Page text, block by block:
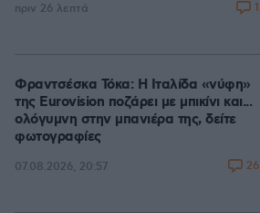
πριν 26 λεπτά 1
Φραντσέσκα Τόκα: Η Ιταλίδα «νύφη»
της Eurovision ποζάρει με μπικίνι και...
ολόγυμνη στην μπανιέρα της, δείτε
φωτογραφίες
07.08.2026, 20:57 26